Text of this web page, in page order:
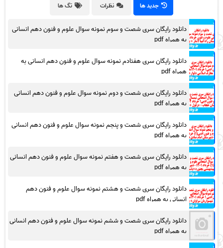
جدید ها نظرات تگ ها
دانلود رایگان سری شصت و سوم نمونه سوال علوم و فنون دهم انسانی
به همراه pdf
دانلود رایگان سری هفتادم نمونه سوال علوم و فنون دهم انسانی به
همراه pdf
دانلود رایگان سری شصت و دوم نمونه سوال علوم و فنون دهم انسانی
به همراه pdf
دانلود رایگان سری شصت و پنجم نمونه سوال علوم و فنون دهم انسانی
به همراه pdf
دانلود رایگان سری شصت و هفتم نمونه سوال علوم و فنون دهم انسانی
به همراه pdf
دانلود رایگان سری شصت و هشتم نمونه سوال علوم و فنون دهم
انسانی به همراه pdf
دانلود رایگان سری شصت و ششم نمونه سوال علوم و فنون دهم انسانی
به همراه pdf